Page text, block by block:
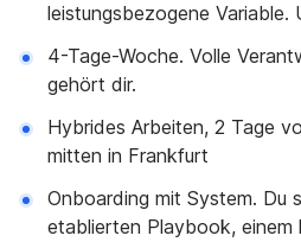
leistungsbezogene Variable.
4-Tage-Woche. Volle
gehört dir.
Hybrides Arbeiten, 2 Tage
mitten in Frankfurt
Onboarding mit System. Du
etablierten Playbook,